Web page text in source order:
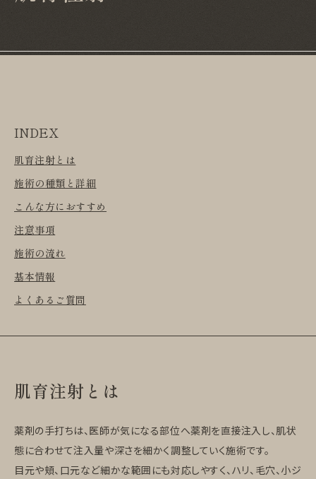
INDEX
肌育注射とは
施術の種類と詳細
こんな方におすすめ
注意事項
施術の流れ
基本情報
よくあるご質問
肌育注射とは
薬剤の手打ちは、医師が気になる部位へ薬剤を直接注入し、肌状
態に合わせて注入量や深さを細かく調整していく施術です。
目元や頬、口元など細かな範囲にも対応しやすく、ハリ、毛穴、小ジ